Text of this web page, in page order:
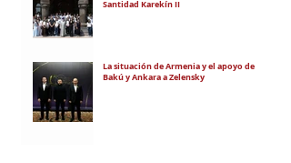
Santidad Karekín II
La situación de Armenia y el apoyo de
Bakú y Ankara a Zelensky